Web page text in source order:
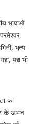
भाषाओं
भृत्य
पद्य भी
का
के अभाव